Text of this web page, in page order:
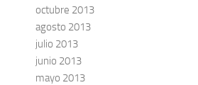
octubre 2013
agosto 2013
julio 2013
junio 2013
mayo 2013